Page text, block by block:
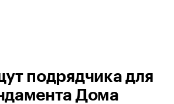
подрядчика для
Дома